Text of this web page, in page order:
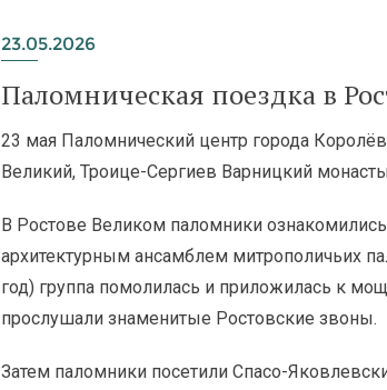
23.05.2026
Паломническая поездка в
23 мая Паломнический центр города
Великий, Троице-Сергиев Варницкий
В Ростове Великом паломники
архитектурным ансамблем митрополичьих
год) группа помолилась и приложилась к
прослушали знаменитые Ростовские звоны.
Затем паломники посетили Спасо-